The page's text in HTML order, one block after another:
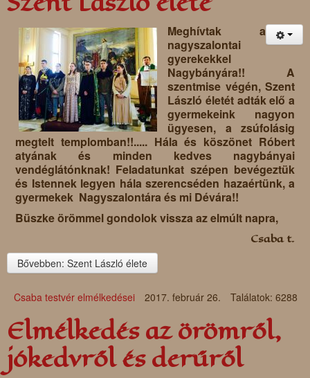
Meghívtak a
nagyszalontai
gyerekekkel
Nagybányára!! A
szentmise végén, Szent
László életét adták elő a
gyermekeink nagyon
ügyesen, a zsúfolásig
megtelt templomban!!..... Hála és köszönet Róbert
atyának és minden kedves nagybányai
vendéglátónknak! Feladatunkat szépen bevégeztük
és Istennek legyen hála szerencséden hazaértünk, a
gyermekek Nagyszalontára és mi Dévára!!
Büszke örömmel gondolok vissza az elmúlt napra,
Csaba t.
Bővebben: Szent László élete
Csaba testvér elmélkedései 2017. február 26. Találatok: 6288
Elmélkedés az örömről,
jókedvről és derűről